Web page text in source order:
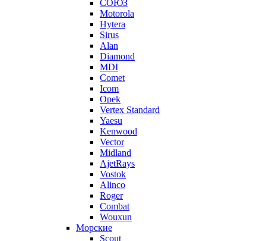
СОЮЗ
Motorola
Hytera
Sirus
Alan
Diamond
MDI
Comet
Icom
Opek
Vertex Standard
Yaesu
Kenwood
Vector
Midland
AjetRays
Vostok
Alinco
Roger
Combat
Wouxun
Морские
Scout